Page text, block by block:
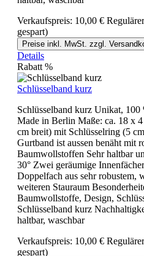
Verkaufspreis: 10,00 €
gespart)
Preise inkl. MwSt. zzgl.
Details
Rabatt %
Schlüsselband kurz
Schlüsselband kurz Unikat,
Made in Berlin Maße: ca. 18 x
cm breit) mit Schlüsselring (5
Gurtband ist aussen benäht mit
Baumwollstoffen Sehr haltbar
30° Zwei geräumige
Doppelfach aus sehr robustem,
weiteren Stauraum
Baumwollstoffe, Design,
Schlüsselband kurz
haltbar, waschbar
Verkaufspreis: 10,00 €
gespart)